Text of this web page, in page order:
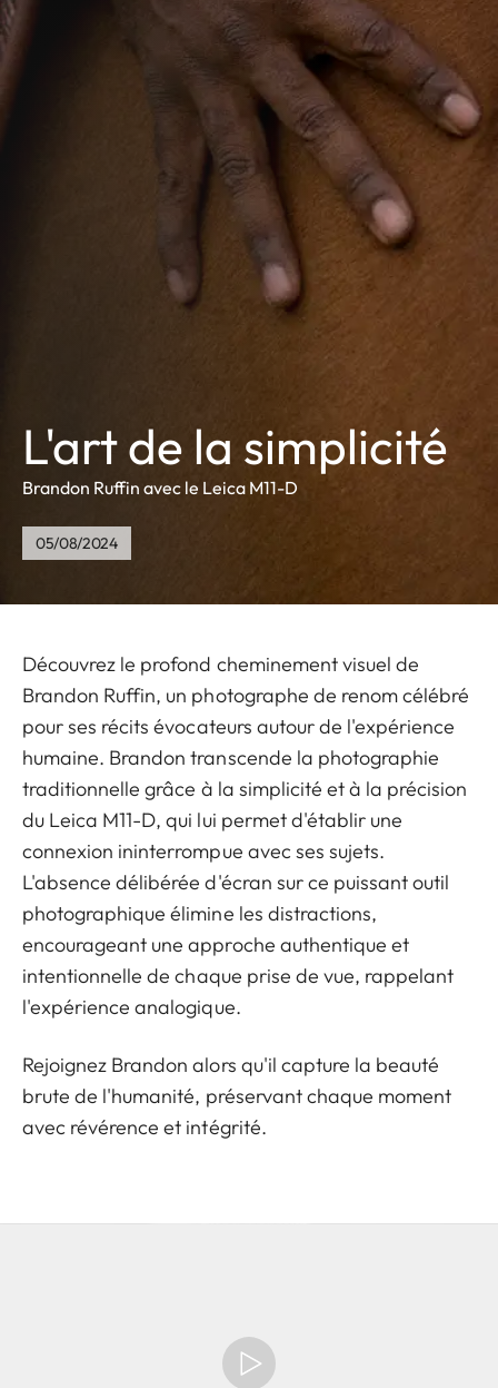
L'art de la simplicité
Brandon Ruffin avec le Leica M11-D
05/08/2024
Découvrez le profond cheminement visuel de
Brandon Ruffin, un photographe de renom célébré
pour ses récits évocateurs autour de l'expérience
humaine. Brandon transcende la photographie
traditionnelle grâce à la simplicité et à la précision
du Leica M11-D, qui lui permet d'établir une
connexion ininterrompue avec ses sujets.
L'absence délibérée d'écran sur ce puissant outil
photographique élimine les distractions,
encourageant une approche authentique et
intentionnelle de chaque prise de vue, rappelant
l'expérience analogique.
Rejoignez Brandon alors qu'il capture la beauté
brute de l'humanité, préservant chaque moment
avec révérence et intégrité.